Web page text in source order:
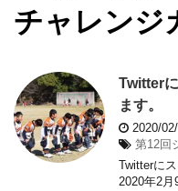
チャレンジ
Twitter
ます。
2020/
第12回
Twitterに
2020年2月